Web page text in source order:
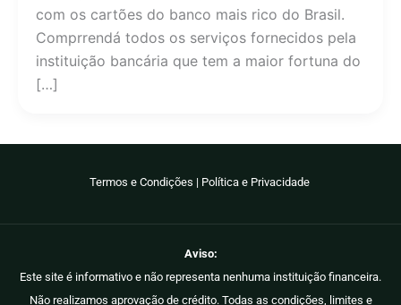
com os cartões do banco mais rico do Brasil.
Comprrendá todos os serviços fornecidos pela
instituição bancária que tem a maior fortuna do
[…]
Termos e Condições | Política e Privacidade
Aviso:
Este site é informativo e não representa nenhuma instituição financeira.
Não realizamos aprovação de crédito. Todas as condições, limites e